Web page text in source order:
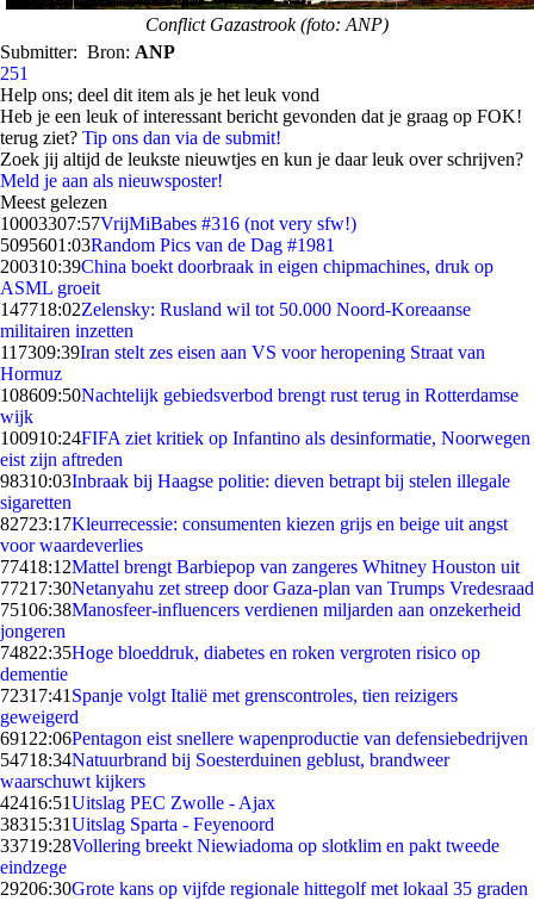
Conflict Gazastrook (foto: ANP)
Submitter: Bron: ANP
251
Help ons; deel dit item als je het leuk vond
Heb je een leuk of interessant bericht gevonden dat je graag op FOK!
terug ziet? Tip ons dan via de submit!
Zoek jij altijd de leukste nieuwtjes en kun je daar leuk over schrijven?
Meld je aan als nieuwsposter!
Meest gelezen
10003307:57VrijMiBabes #316 (not very sfw!)
5095601:03Random Pics van de Dag #1981
200310:39China boekt doorbraak in eigen chipmachines, druk op
ASML groeit
147718:02Zelensky: Rusland wil tot 50.000 Noord-Koreaanse
militairen inzetten
117309:39Iran stelt zes eisen aan VS voor heropening Straat van
Hormuz
108609:50Nachtelijk gebiedsverbod brengt rust terug in Rotterdamse
wijk
100910:24FIFA ziet kritiek op Infantino als desinformatie, Noorwegen
eist zijn aftreden
98310:03Inbraak bij Haagse politie: dieven betrapt bij stelen illegale
sigaretten
82723:17Kleurrecessie: consumenten kiezen grijs en beige uit angst
voor waardeverlies
77418:12Mattel brengt Barbiepop van zangeres Whitney Houston uit
77217:30Netanyahu zet streep door Gaza-plan van Trumps Vredesraad
75106:38Manosfeer-influencers verdienen miljarden aan onzekerheid
jongeren
74822:35Hoge bloeddruk, diabetes en roken vergroten risico op
dementie
72317:41 Spanje volgt Italië met grenscontroles, tien reizigers
geweigerd
691 22:06Pentagon eist snellere wapenproductie van defensiebedrijven
54718:34Natuurbrand bij Soesterduinen geblust, brandweer
waarschuwt kijkers
42416:51Uitslag PEC Zwolle - Ajax
38315:31Uitslag Sparta - Feyenoord
33719:28Vollering breekt Niewiadoma op slotklim en pakt tweede
eindzege
29206:30Grote kans op vijfde regionale hittegolf met lokaal 35 graden